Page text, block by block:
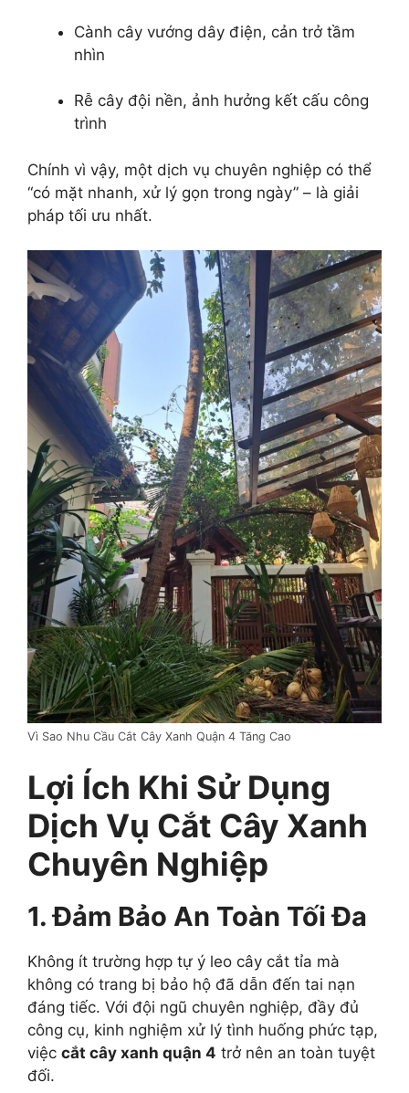
Cành cây vướng dây điện, cản trở tầm
nhìn
Rễ cây đội nền, ảnh hưởng kết cấu công
trình
Chính vì vậy, một dịch vụ chuyên nghiệp có thể
“có mặt nhanh, xử lý gọn trong ngày” – là giải
pháp tối ưu nhất.
Vì Sao Nhu Cầu Cắt Cây Xanh Quận 4 Tăng Cao
Lợi Ích Khi Sử Dụng
Dịch Vụ Cắt Cây Xanh
Chuyên Nghiệp
1. Đảm Bảo An Toàn Tối Đa
Không ít trường hợp tự ý leo cây cắt tỉa mà
không có trang bị bảo hộ đã dẫn đến tai nạn
đáng tiếc. Với đội ngũ chuyên nghiệp, đầy đủ
công cụ, kinh nghiệm xử lý tình huống phức tạp,
việc cắt cây xanh quận 4 trở nên an toàn tuyệt
đối.